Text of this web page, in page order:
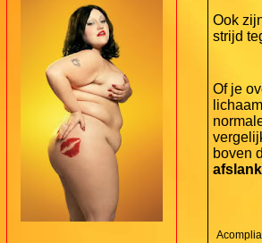
Ook
strijd
Of je
boven
Acomplia